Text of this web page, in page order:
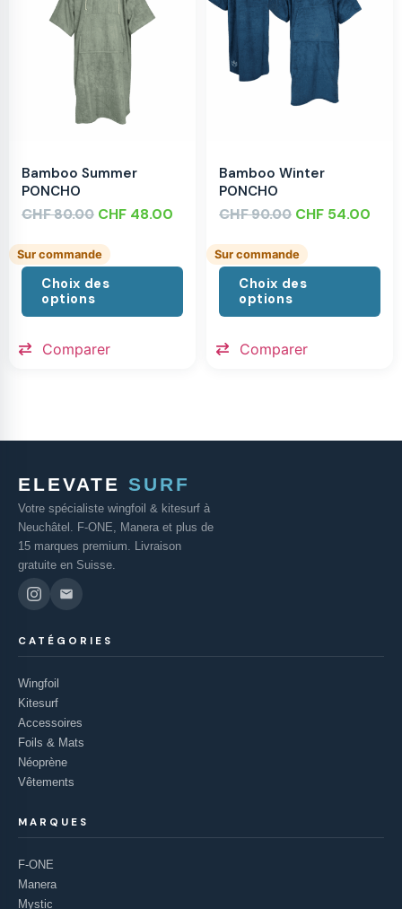
Bamboo Summer
PONCHO
CHF80.00 CHF 48.00
Sur commande
Choix des
options
Comparer
Bamboo Winter
PONCHO
CHF90.00 CHF 54.00
Sur commande
Choix des
options
Comparer
ELEVATE SURF
Votre spécialiste wingfoil & kitesurf à
Neuchâtel. F-ONE, Manera et plus de
15 marques premium. Livraison
gratuite en Suisse.
CATÉGORIES
Wingfoil
Kitesurf
Accessoires
Foils & Mats
Néoprène
Vêtements
MARQUES
F-ONE
Manera
Mystic